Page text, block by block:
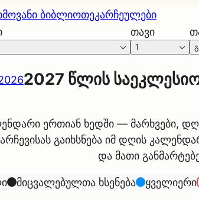
ბიბლიოთეკარჩეულები
თავი
1
2027 წლის
ერთიან ხედში — მარხვები,
გაიხსნება იმ დღის
და მათი
მიცვალებულთა ხსენება ყველიერი